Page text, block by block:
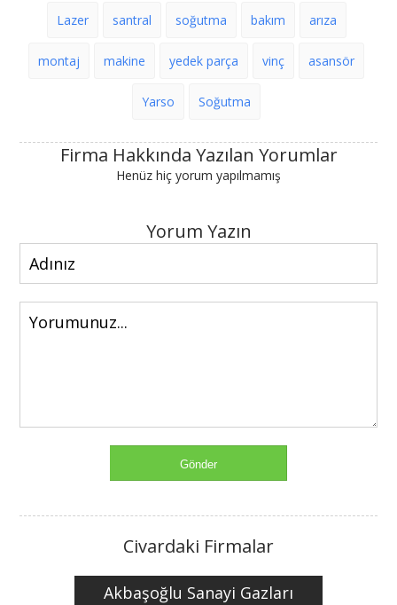
Lazer santral soğutma bakım arıza
montaj makine yedek parça vinç asansör
Yarso Soğutma
Firma Hakkında Yazılan Yorumlar
Henüz hiç yorum yapılmamış
Yorum Yazın
Civardaki Firmalar
Akbaşoğlu Sanayi Gazları